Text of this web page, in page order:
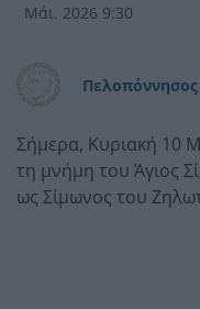
Μάι. 2026 9:30
Σήμερα, Κυριακή 10
τη μνήμη του Άγιος
ως Σίμωνος του